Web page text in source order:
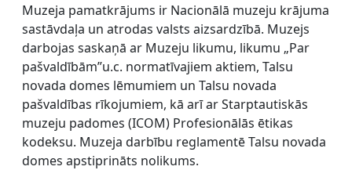
Muzeja pamatkrājums ir Nacionālā muzeju krājuma
sastāvdaļa un atrodas valsts aizsardzībā. Muzejs
darbojas saskaņā ar Muzeju likumu, likumu „Par
pašvaldībām”u.c. normatīvajiem aktiem, Talsu
novada domes lēmumiem un Talsu novada
pašvaldības rīkojumiem, kā arī ar Starptautiskās
muzeju padomes (ICOM) Profesionālās ētikas
kodeksu. Muzeja darbību reglamentē Talsu novada
domes apstiprināts nolikums.